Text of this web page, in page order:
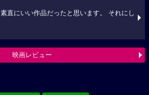
素直にいい作品だったと思います。 それにし
映画レビュー